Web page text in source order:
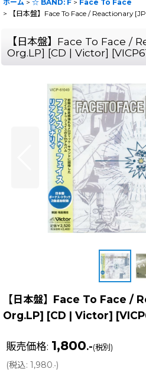
ホーム > ☆ BAND: F > Face To Face
>
【日本盤】Face To Face / Reactionary
【日本盤】Face To Face /
Org.LP] [CD | Victor] [
【日本盤】Face To Face /
Org.LP] [CD | Victor] [
販売価格: 1,800.-(税別)
(税込: 1,980.-)